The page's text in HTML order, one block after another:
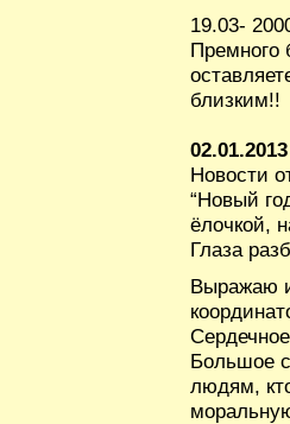
19.03-
Премного
близким!!
02.01.2013
Новости
“Новый
ёлочкой,
Глаза
Выражаю
Большое
людям,